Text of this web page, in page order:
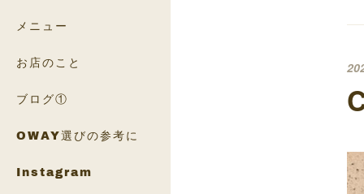
メニュー
お店のこと
ブログ①
OWAY選びの参考に
Instagram